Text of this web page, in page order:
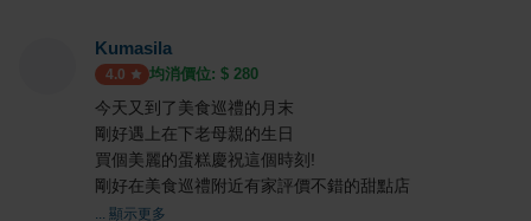
Kumasila
4.0 均消價位: $ 280
今天又到了美食巡禮的月末
剛好遇上在下老母親的生日
買個美麗的蛋糕慶祝這個時刻!
剛好在美食巡禮附近有家評價不錯的甜點店
... 顯示更多